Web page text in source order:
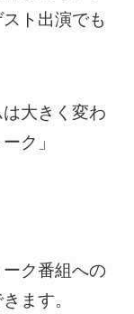
ト出演でも
大きく変わ
ク」
ク番組への
ます。